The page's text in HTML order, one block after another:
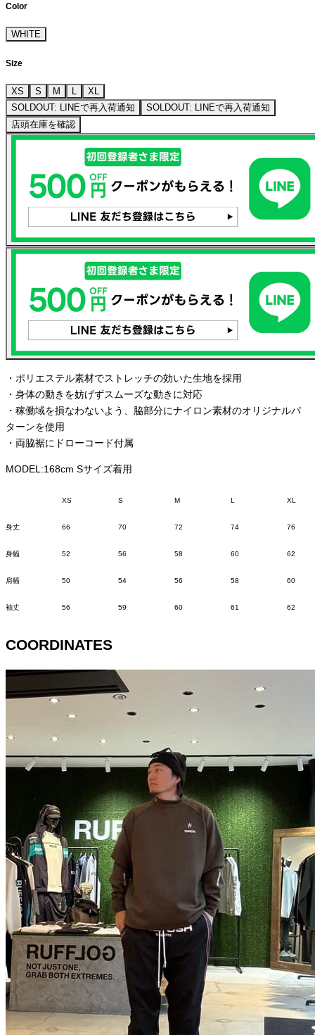
Color
WHITE
Size
XS S M L
XL
SOLDOUT: LINEで再入荷通知
SOLDOUT: LINEで再入荷通知
店頭在庫を確認
・ポリエステル素材でストレッチの効いた生地を採用
・身体の動きを妨げずスムーズな動きに対応
・稼働域を損なわないよう、脇部分にナイロン素材のオリジナルパ
ターンを使用
・両脇裾にドローコード付属
MODEL:168cm Sサイズ着用
XS S M L XL
身丈 66 70 72 74 76
身幅 52 56 58 60 62
肩幅 50 54 56 58 60
袖丈 56 59 60 61 62
COORDINATES